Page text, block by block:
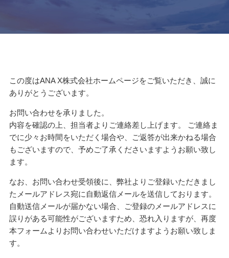
この度はANA X株式会社ホームページをご覧いただき、誠に
ありがとうございます。
お問い合わせを承りました。
内容を確認の上、担当者よりご連絡差し上げます。 ご連絡ま
でに少々お時間をいただく場合や、ご返答が出来かねる場合
もございますので、予めご了承くださいますようお願い致し
ます。
なお、お問い合わせ受領後に、弊社よりご登録いただきまし
たメールアドレス宛に自動返信メールを送信しております。
自動送信メールが届かない場合、ご登録のメールアドレスに
誤りがある可能性がございますため、恐れ入りますが、再度
本フォームよりお問い合わせいただけますようお願い致しま
す。